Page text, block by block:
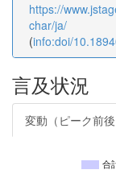
https://
char/ja/
(info:doi/
言及状況
変動（ピーク前後
合